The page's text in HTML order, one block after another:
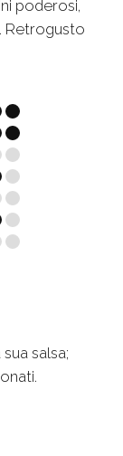
poderosi,
Retrogusto
salsa;